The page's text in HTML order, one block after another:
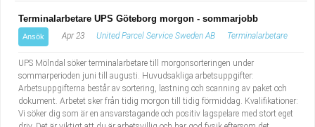
Terminalarbetare UPS Göteborg morgon - sommarjobb
Ansök Apr 23 United Parcel Service Sweden AB Terminalarbetare
UPS Mölndal söker terminalarbetare till morgonsorteringen under
sommarperioden juni till augusti. Huvudsakliga arbetsuppgifter:
Arbetsuppgifterna består av sortering, lastning och scanning av paket och
dokument. Arbetet sker från tidig morgon till tidig förmiddag. Kvalifikationer:
Vi söker dig som är en ansvarstagande och positiv lagspelare med stort eget